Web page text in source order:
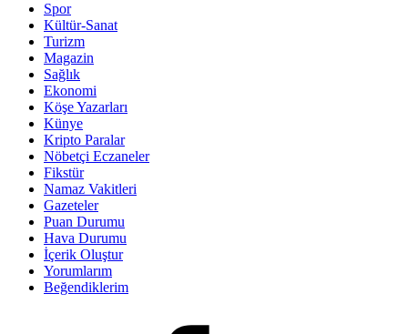
Spor
Kültür-Sanat
Turizm
Magazin
Sağlık
Ekonomi
Köşe Yazarları
Künye
Kripto Paralar
Nöbetçi Eczaneler
Fikstür
Namaz Vakitleri
Gazeteler
Puan Durumu
Hava Durumu
İçerik Oluştur
Yorumlarım
Beğendiklerim